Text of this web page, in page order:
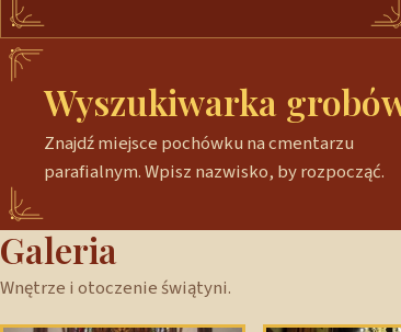
Wyszukiwarka
Znajdź miejsce pochówku na cmentarzu
parafialnym. Wpisz nazwisko, by rozpocząć.
Galeria
Wnętrze i otoczenie świątyni.